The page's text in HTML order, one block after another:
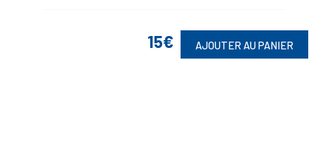
15€ AJOUTER AU PANIER
Suivez-Nous